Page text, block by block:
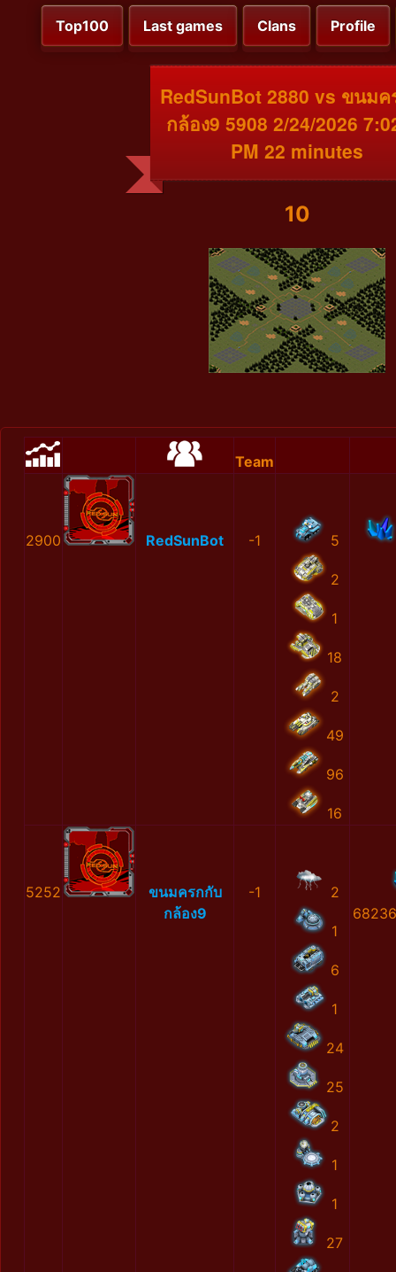
Top100 Last games Clans Profile
RedSunBot 2880 vs ขนมค
กล้อง9 5908 2/24/2026
PM 22 minutes
10
Team
2900 RedSunBot -1 5
2
1
18
2
49
96
16
5252
ขนมครกกับ
กล้อง9
-1 2
1
6
1
24
25
2
1
1
27